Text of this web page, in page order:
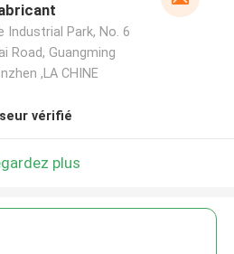
Industrial Park, No. 6
Road, Guangming
,LA CHINE
vérifié
plus